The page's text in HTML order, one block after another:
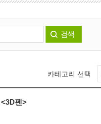
검색
카테고리 선택
펜>